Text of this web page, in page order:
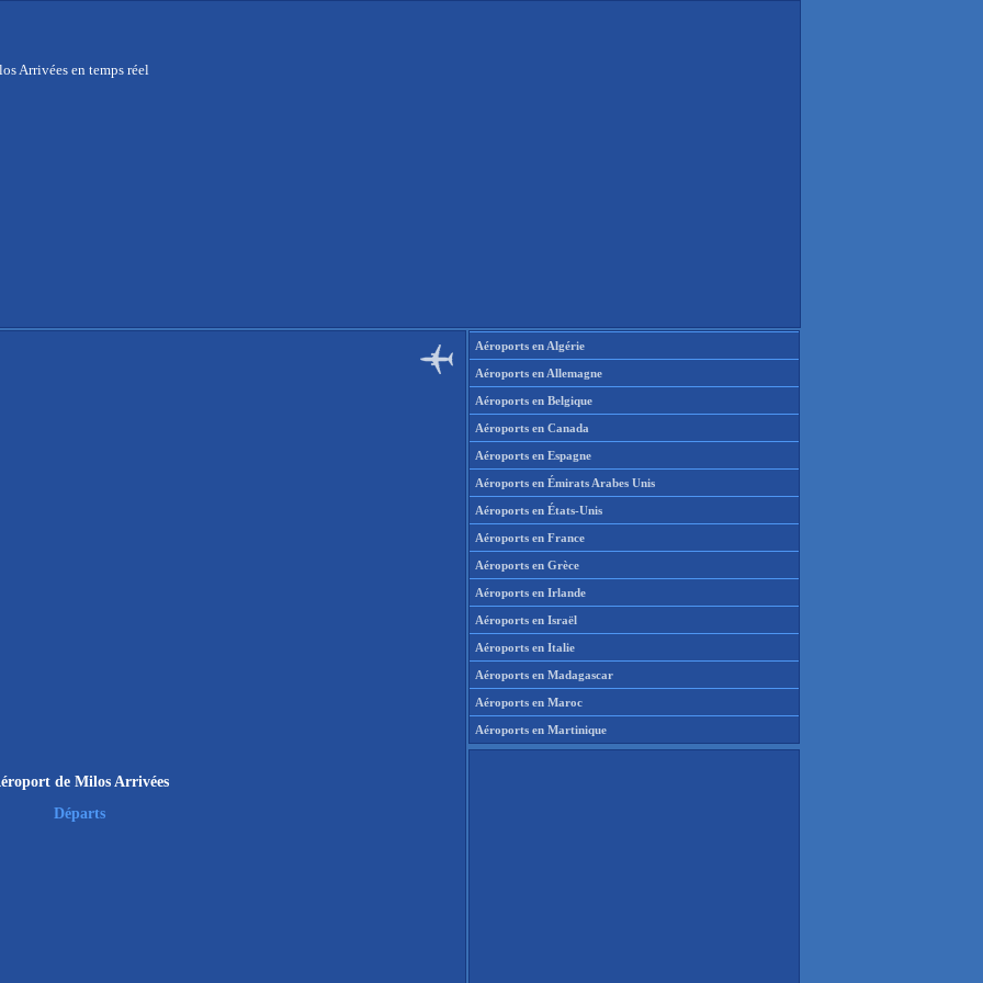
Arrivées en temps réel
de Milos Arrivées
Départs
Aéroports en Algérie
Aéroports en Allemagne
Aéroports en Belgique
Aéroports en Canada
Aéroports en Espagne
Aéroports en Émirats Arabes Unis
Aéroports en États-Unis
Aéroports en France
Aéroports en Grèce
Aéroports en Irlande
Aéroports en Israël
Aéroports en Italie
Aéroports en Madagascar
Aéroports en Maroc
Aéroports en Martinique